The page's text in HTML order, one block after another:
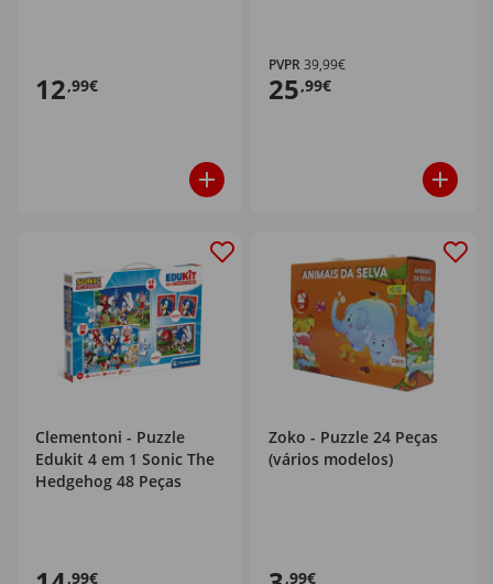
12,99€
PVPR39,99€
25,99€
Clementoni - Puzzle
Edukit 4 em 1 Sonic The
Hedgehog 48 Peças
,99€
Zoko - Puzzle 24 Peças
(vários modelos)
,99€